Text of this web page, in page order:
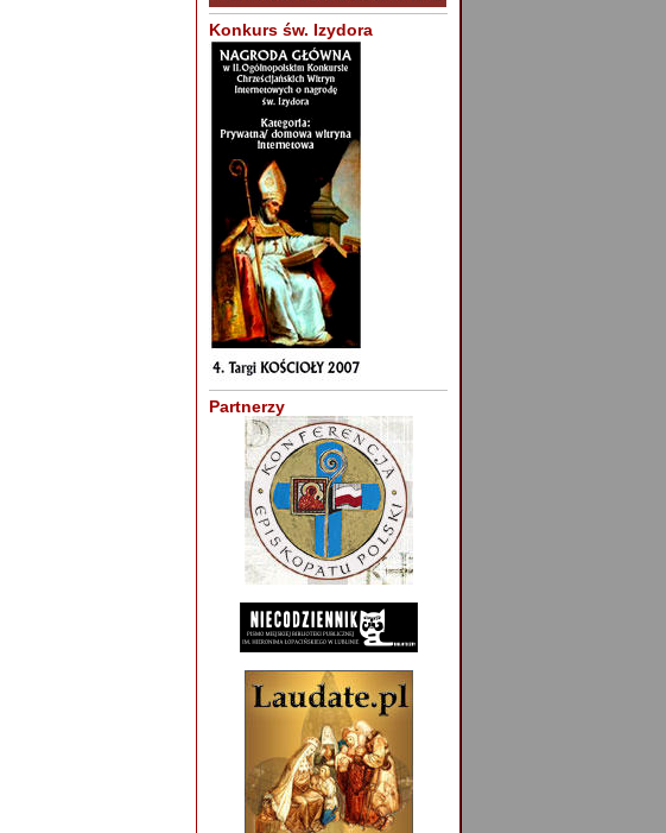
Konkurs św. Izydora
Partnerzy